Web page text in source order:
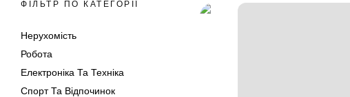
ФІЛЬТР ПО КАТЕГОРІЇ
Нерухомість
Робота
Електроніка Та Техніка
Спорт Та Відпочинок